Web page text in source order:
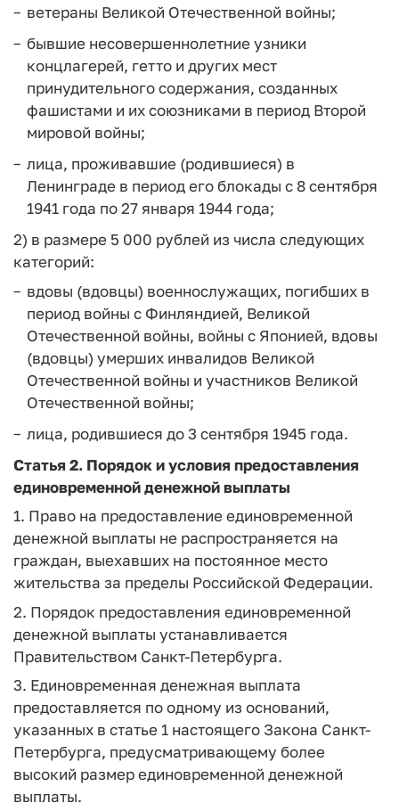
ветераны Великой Отечественной войны;
бывшие несовершеннолетние узники
концлагерей, гетто и других мест
принудительного содержания, созданных
фашистами и их союзниками в период Второй
мировой войны;
лица, проживавшие (родившиеся) в
Ленинграде в период его блокады с 8 сентября
1941 года по 27 января 1944 года;
2) в размере 5 000 рублей из числа следующих
категорий:
вдовы (вдовцы) военнослужащих, погибших в
период войны с Финляндией, Великой
Отечественной войны, войны с Японией, вдовы
(вдовцы) умерших инвалидов Великой
Отечественной войны и участников Великой
Отечественной войны;
лица, родившиеся до 3 сентября 1945 года.
Статья 2. Порядок и условия предоставления
единовременной денежной выплаты
1. Право на предоставление единовременной
денежной выплаты не распространяется на
граждан, выехавших на постоянное место
жительства за пределы Российской Федерации.
2. Порядок предоставления единовременной
денежной выплаты устанавливается
Правительством Санкт-Петербурга.
3. Единовременная денежная выплата
предоставляется по одному из оснований,
указанных в статье 1 настоящего Закона Санкт-
Петербурга, предусматривающему более
высокий размер единовременной денежной
выплаты.